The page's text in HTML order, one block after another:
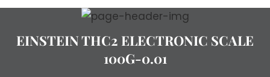
EINSTEIN THC2 ELECTRONIC SCALE
100G-0.01